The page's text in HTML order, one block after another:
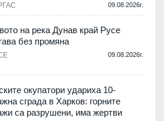
09.08.2026г.
на река Дунав край Русе
без промяна
09.08.2026г.
окупатори удариха 10-
сграда в Харков: горните
са разрушени, има жертви